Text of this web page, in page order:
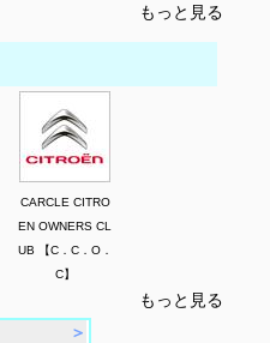
もっと見る
CARCLE CITRO
EN OWNERS CL
UB 【C．C．O．
C】
もっと見る
＞